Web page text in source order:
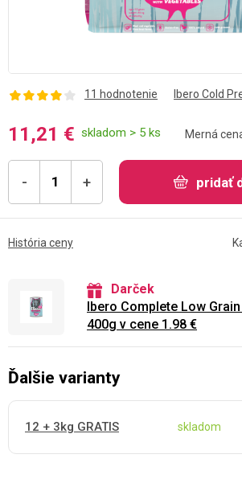
11 hodnotenie Ibero Cold
11,21 € skladom > 5 ks Merná
- + pridať
História ceny
Darček
Ibero Complete Low
400g v cene 1.98 €
Ďalšie varianty
12 + 3kg GRATIS skladom